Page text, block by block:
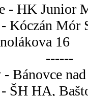
- HK
Kóczán Mór
16
- Bánovce
ŠH HA,